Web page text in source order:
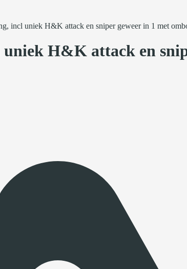
incl uniek H&K attack en sniper geweer in 1 met
H&K attack en